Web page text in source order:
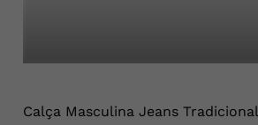
Calça Masculina Jeans Tradicional